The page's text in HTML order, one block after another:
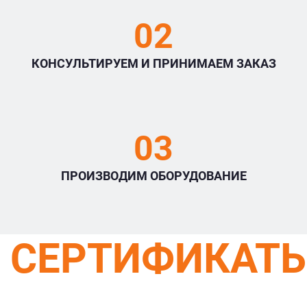
02
КОНСУЛЬТИРУЕМ И ПРИНИМАЕМ ЗАКАЗ
03
ПРОИЗВОДИМ ОБОРУДОВАНИЕ